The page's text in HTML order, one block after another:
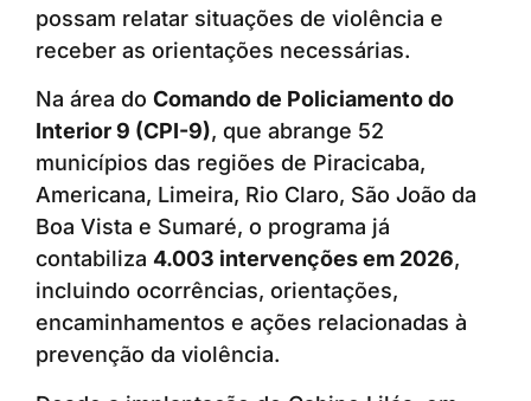
possam relatar situações de violência e
receber as orientações necessárias.
Na área do Comando de Policiamento do
Interior 9 (CPI-9), que abrange 52
municípios das regiões de Piracicaba,
Americana, Limeira, Rio Claro, São João da
Boa Vista e Sumaré, o programa já
contabiliza 4.003 intervenções em 2026,
incluindo ocorrências, orientações,
encaminhamentos e ações relacionadas à
prevenção da violência.